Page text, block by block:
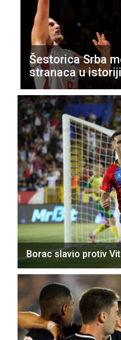
Šestorica Srba
stranaca u
Borac slavio protiv